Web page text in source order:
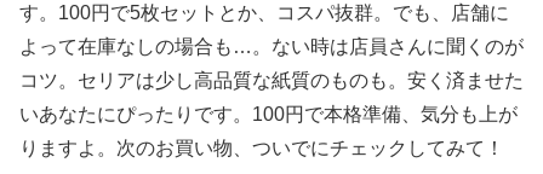
す。100円で5枚セットとか、コスパ抜群。でも、店舗に
よって在庫なしの場合も…。ない時は店員さんに聞くのが
コツ。セリアは少し高品質な紙質のものも。安く済ませた
いあなたにぴったりです。100円で本格準備、気分も上が
りますよ。次のお買い物、ついでにチェックしてみて！